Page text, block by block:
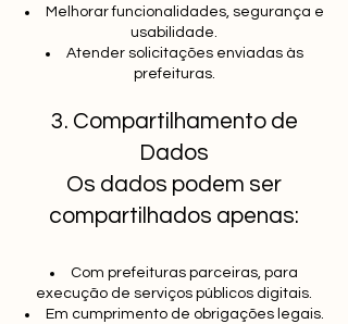
Melhorar funcionalidades, segurança e
usabilidade.
Atender solicitações enviadas às
prefeituras.
3. Compartilhamento de
Dados
Os dados podem ser
compartilhados apenas:
Com prefeituras parceiras, para
execução de serviços públicos digitais.
Em cumprimento de obrigações legais.